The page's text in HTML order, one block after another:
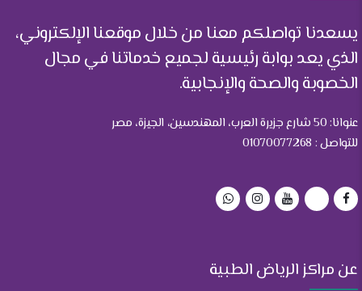
يسعدنا تواصلكم معنا من خلال موقعنا الإلكتروني،
الذي يعد بوابة رئيسية لجميع خدماتنا في مجال
الخصوبة والصحة والإنجابية.
عنوانا: 50 شارع جزيرة العرب، المهندسين، الجيزة، مصر
للتواصل : 01070077268
عن مراكز الرياض الطبية